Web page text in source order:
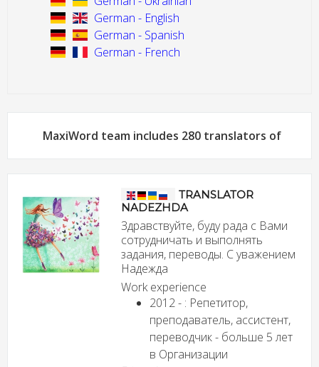
German - English
German - Spanish
German - French
MaxiWord team includes 280 translators of
TRANSLATOR
NADEZHDA
Здравствуйте, буду рада с Вами
сотрудничать и выполнять
задания, переводы. С уважением
Надежда
Work experience
2012 - : Репетитор,
преподаватель, ассистент,
переводчик - больше 5 лет
в Организации